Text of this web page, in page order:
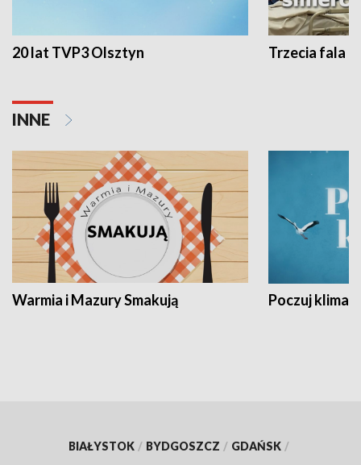
20 lat TVP3 Olsztyn Trzecia fala -
INNE
Warmia i Mazury Smakują Poczuj klimat
BIAŁYSTOK / BYDGOSZCZ / GDAŃSK /